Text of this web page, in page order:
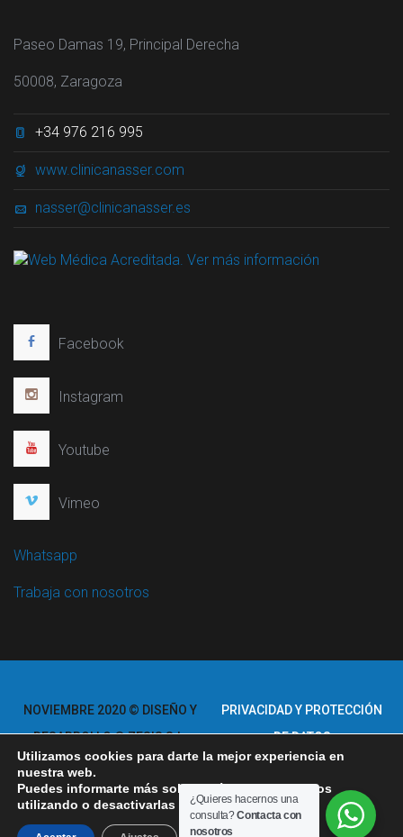
Paseo Damas 19, Principal Derecha
50008, Zaragoza
+34 976 216 995
www.clinicanasser.com
nasser@clinicanasser.es
Facebook
Instagram
Youtube
Vimeo
Whatsapp
Trabaja con nosotros
NOVIEMBRE 2020 © DISEÑO Y
DESARROLLO © ZESIS S.L.
TODOS LOS DERECHOS
RESERVADOS.
PRIVACIDAD Y PROTECCIÓN
DE DATOS
AVISO LEGAL
CÓDIGO DE BUENA
CONDUCTA
Utilizamos cookies para darte la mejor experiencia en
nuestra web.
Puedes informarte más sobre qué cookies estamos
utilizando o desactivarlas en losAJUSTES.
¿Quieres hacernos una
consulta?Contacta con
nosotros